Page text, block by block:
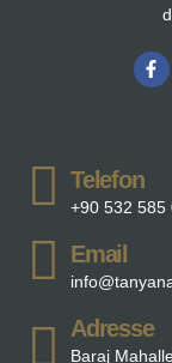
Telefon
+90 532 585
Email
Adresse
Baraj